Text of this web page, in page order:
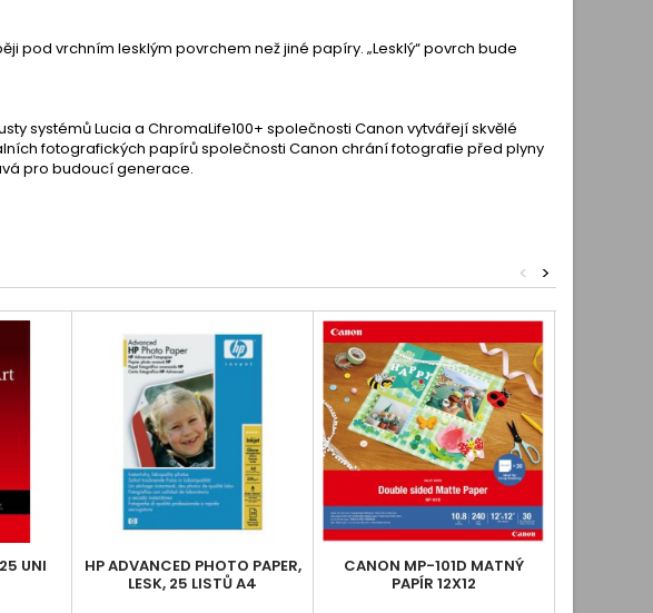
pod vrchním lesklým povrchem než jiné papíry. „Lesklý“ povrch bude
systémů Lucia a ChromaLife100+ společnosti Canon vytvářejí skvělé
fotografických papírů společnosti Canon chrání fotografie před plyny
pro budoucí generace.
>
<
UNI
HP ADVANCED PHOTO PAPER,
LESK, 25 LISTŮ A4
CANON MP-101D MATNÝ
PAPÍR 12X12